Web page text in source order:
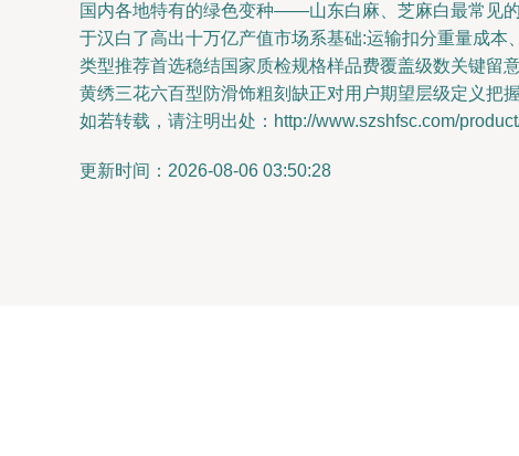
国内各地特有的绿色变种——山东白麻、芝麻白最常见
于汉白了高出十万亿产值市场系基础:运输扣分重量成
类型推荐首选稳结国家质检规格样品费覆盖级数关键留
黄绣三花六百型防滑饰粗刻缺正对用户期望层级定义把
如若转载，请注明出处：http://www.szshfsc.com/
更新时间：2026-08-06 03:50:28